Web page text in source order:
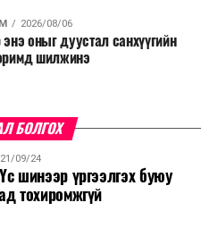
2026/08/06
энэ оныг дуустал санхүүгийн
шилжинэ
БОЛГОХ
09/24
шинээр үргээлгэх буюу
тохиромжгүй